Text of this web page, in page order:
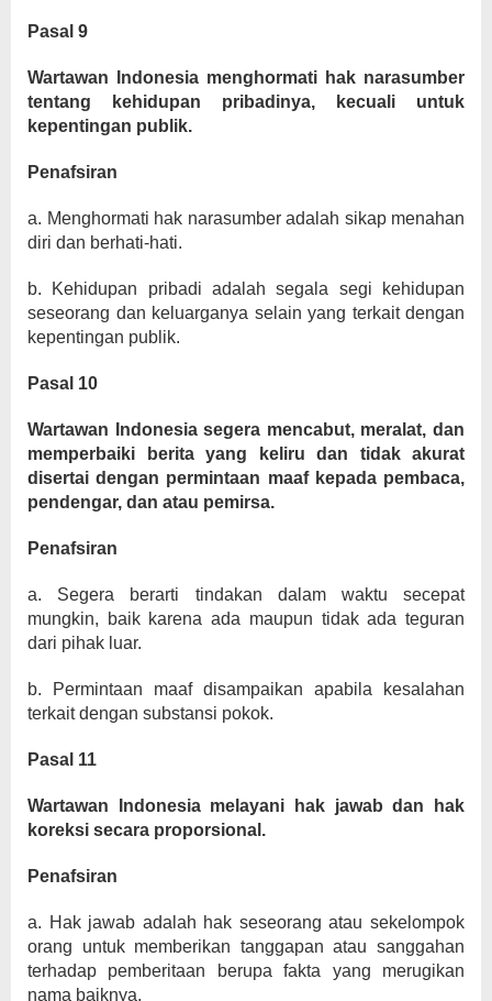
Pasal 9
Wartawan Indonesia menghormati hak narasumber
tentang kehidupan pribadinya, kecuali untuk
kepentingan publik.
Penafsiran
a. Menghormati hak narasumber adalah sikap menahan
diri dan berhati-hati.
b. Kehidupan pribadi adalah segala segi kehidupan
seseorang dan keluarganya selain yang terkait dengan
kepentingan publik.
Pasal 10
Wartawan Indonesia segera mencabut, meralat, dan
memperbaiki berita yang keliru dan tidak akurat
disertai dengan permintaan maaf kepada pembaca,
pendengar, dan atau pemirsa.
Penafsiran
a. Segera berarti tindakan dalam waktu secepat
mungkin, baik karena ada maupun tidak ada teguran
dari pihak luar.
b. Permintaan maaf disampaikan apabila kesalahan
terkait dengan substansi pokok.
Pasal 11
Wartawan Indonesia melayani hak jawab dan hak
koreksi secara proporsional.
Penafsiran
a. Hak jawab adalah hak seseorang atau sekelompok
orang untuk memberikan tanggapan atau sanggahan
terhadap pemberitaan berupa fakta yang merugikan
nama baiknya.